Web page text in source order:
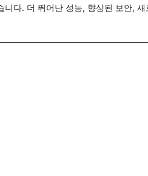
다. 더 뛰어난 성능, 향상된 보안, 새